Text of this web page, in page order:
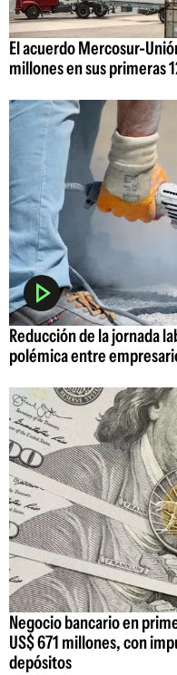
El acuerdo Mercosur-
millones en sus primeras
Reducción de la jornada
polémica entre
Negocio bancario en
US$ 671 millones, con
depósitos